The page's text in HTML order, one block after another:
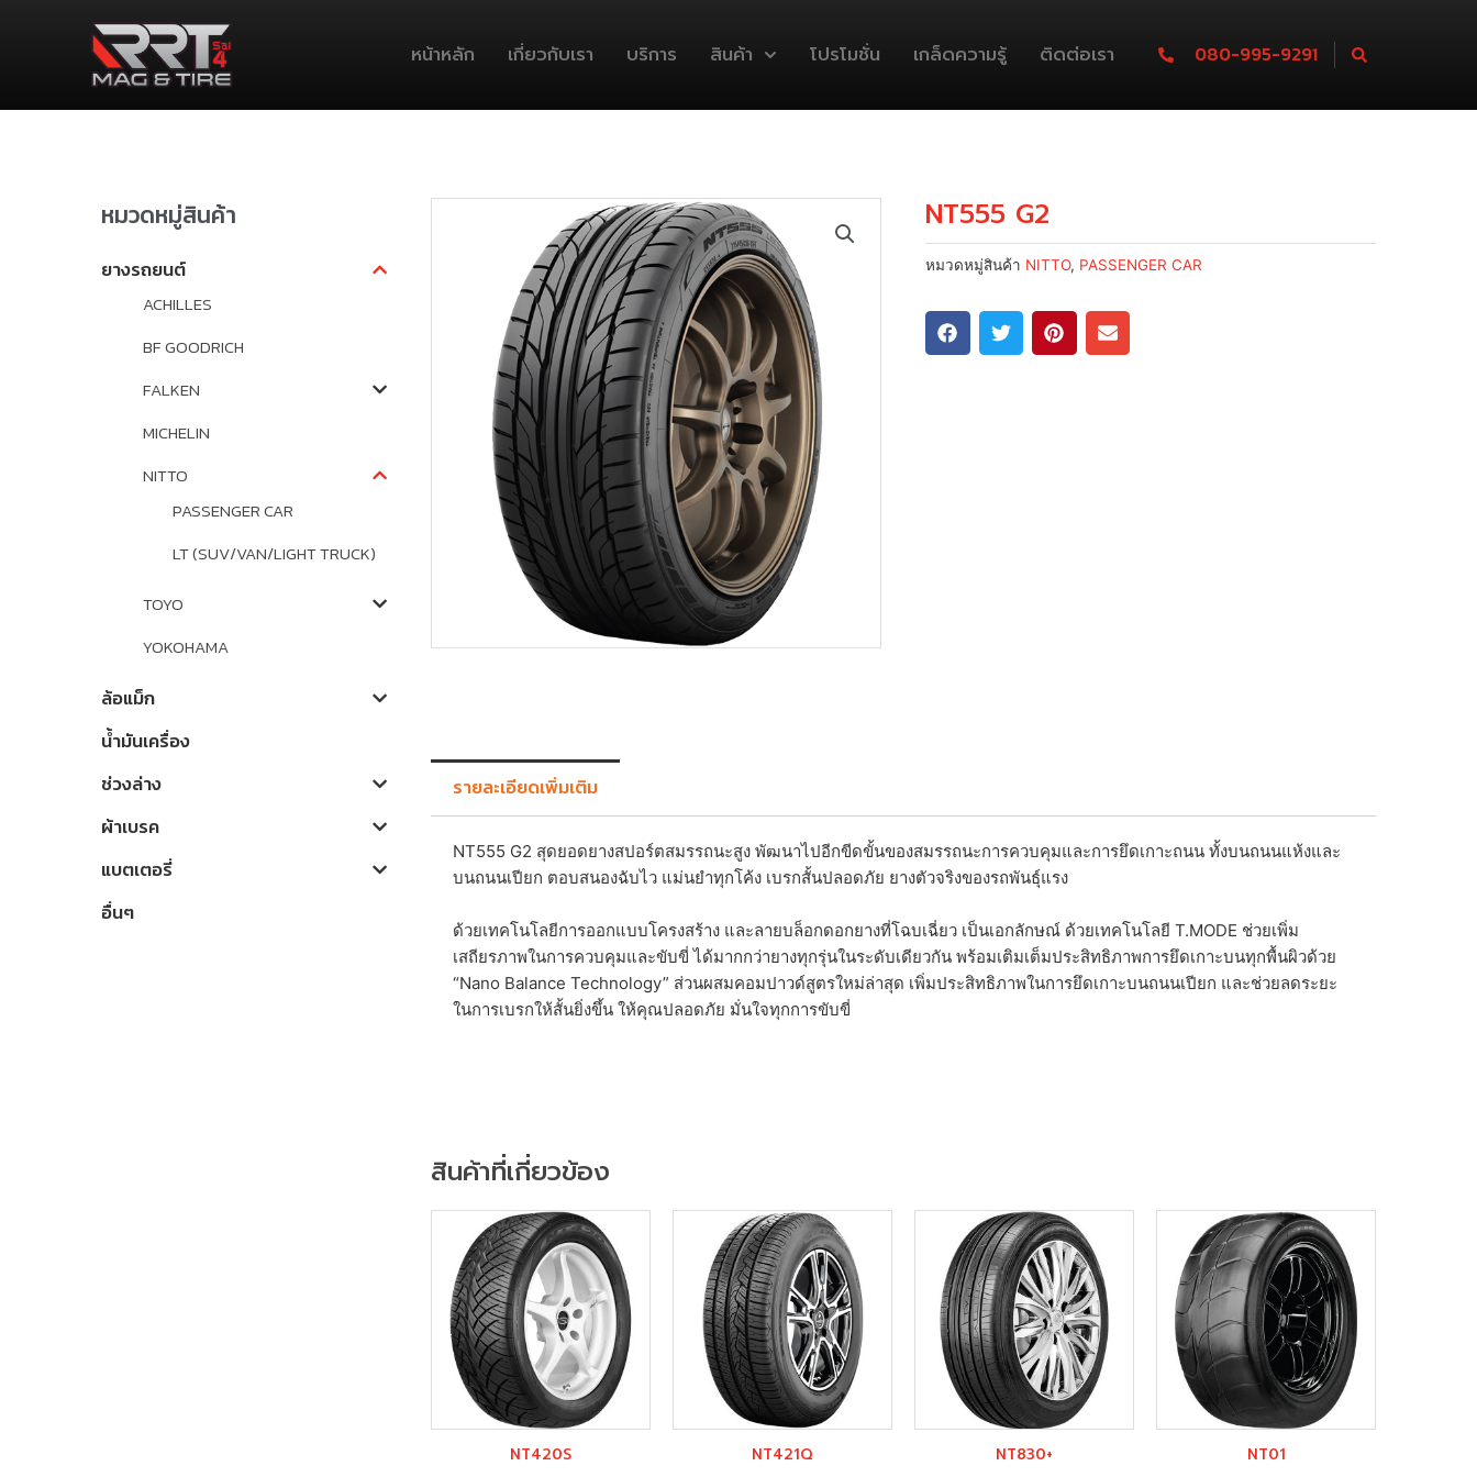
หน้าหลัก เกี่ยวกับเรา บริการ สินค้า โปรโมชั่น เกล็ดความรู้ ติดต่อเรา 080-995-9291
หมวดหมู่สินค้า
ยางรถยนต์
ACHILLES
BF GOODRICH
FALKEN
MICHELIN
NITTO
PASSENGER CAR
LT (SUV/VAN/LIGHT TRUCK)
TOYO
YOKOHAMA
ล้อแม็ก
น้ำมันเครื่อง
ช่วงล่าง
ผ้าเบรค
แบตเตอรี่
อื่นๆ
NT555 G2
หมวดหมู่สินค้า NITTO, PASSENGER CAR
รายละเอียดเพิ่มเติม
NT555 G2 สุดยอดยางสปอร์ตสมรรถนะสูง พัฒนาไปอีกขีดขั้นของสมรรถนะการควบคุมและการยึดเกาะถนน ทั้งบนถนนแห้งและ
บนถนนเปียก ตอบสนองฉับไว แม่นยำทุกโค้ง เบรกสั้นปลอดภัย ยางตัวจริงของรถพันธุ์แรง
ด้วยเทคโนโลยีการออกแบบโครงสร้าง และลายบล็อกดอกยางที่โฉบเฉี่ยว เป็นเอกลักษณ์ ด้วยเทคโนโลยี T.MODE ช่วยเพิ่ม
เสถียรภาพในการควบคุมและขับขี่ ได้มากกว่ายางทุกรุ่นในระดับเดียวกัน พร้อมเติมเต็มประสิทธิภาพการยึดเกาะบนทุกพื้นผิวด้วย
“Nano Balance Technology” ส่วนผสมคอมปาวด์สูตรใหม่ล่าสุด เพิ่มประสิทธิภาพในการยึดเกาะบนถนนเปียก และช่วยลดระยะ
ในการเบรกให้สั้นยิ่งขึ้น ให้คุณปลอดภัย มั่นใจทุกการขับขี่
สินค้าที่เกี่ยวข้อง
NT420S NT421Q NT830+ NT01